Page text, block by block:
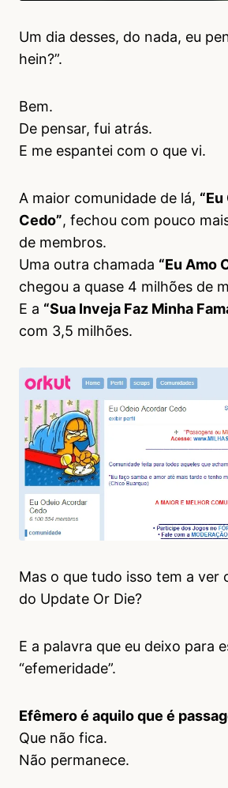
Um dia desses, do nada, eu
hein?”.
Bem.
De pensar, fui atrás.
E me espantei com o que vi.
A maior comunidade de lá,
Cedo”, fechou com pouco
de membros.
Uma outra chamada “Eu Amo
chegou a quase 4 milhões de
E a “Sua Inveja Faz Minha
com 3,5 milhões.
Mas o que tudo isso tem a ver
do Update Or Die?
E a palavra que eu deixo para
“efemeridade”.
Efêmero é aquilo que é
Que não fica.
Não permanece.